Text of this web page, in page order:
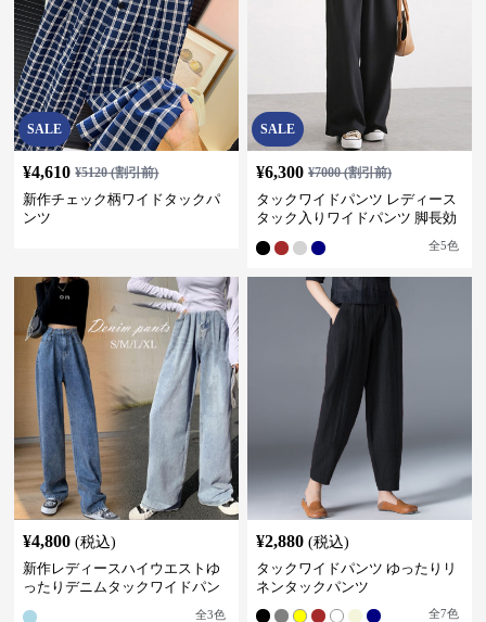
SALE
¥4,610 ¥5120(割引前)
新作チェック柄ワイドタックパ
ンツ
SALE
¥6,300 ¥7000(割引前)
タックワイドパンツ レディース
タック入りワイドパンツ 脚長効
全5色
¥4,800 (税込)
新作レディースハイウエストゆ
ったりデニムタックワイドパン
全3色
¥2,880 (税込)
タックワイドパンツ ゆったりリ
ネンタックパンツ
全7色